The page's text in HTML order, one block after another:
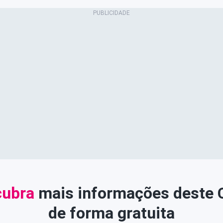
mais informações deste
de forma gratuita